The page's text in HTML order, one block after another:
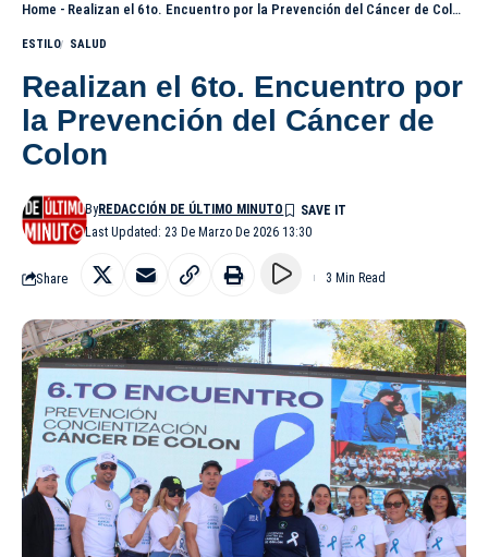
Home - Realizan el 6to. Encuentro por la Prevención del Cáncer de Colon
ESTILO SALUD
Realizan el 6to. Encuentro por
la Prevención del Cáncer de
Colon
Last Updated: 23 De Marzo De 2026 13:30
ByREDACCIÓN DE ÚLTIMO MINUTO
Share 3 Min Read